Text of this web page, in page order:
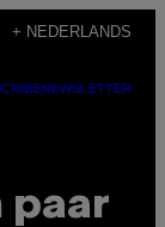
+ NEDERLANDS
NEWSLETTER
paar